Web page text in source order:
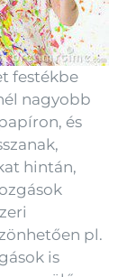
festékbe
nagyobb
és
hintán,
pl.
is